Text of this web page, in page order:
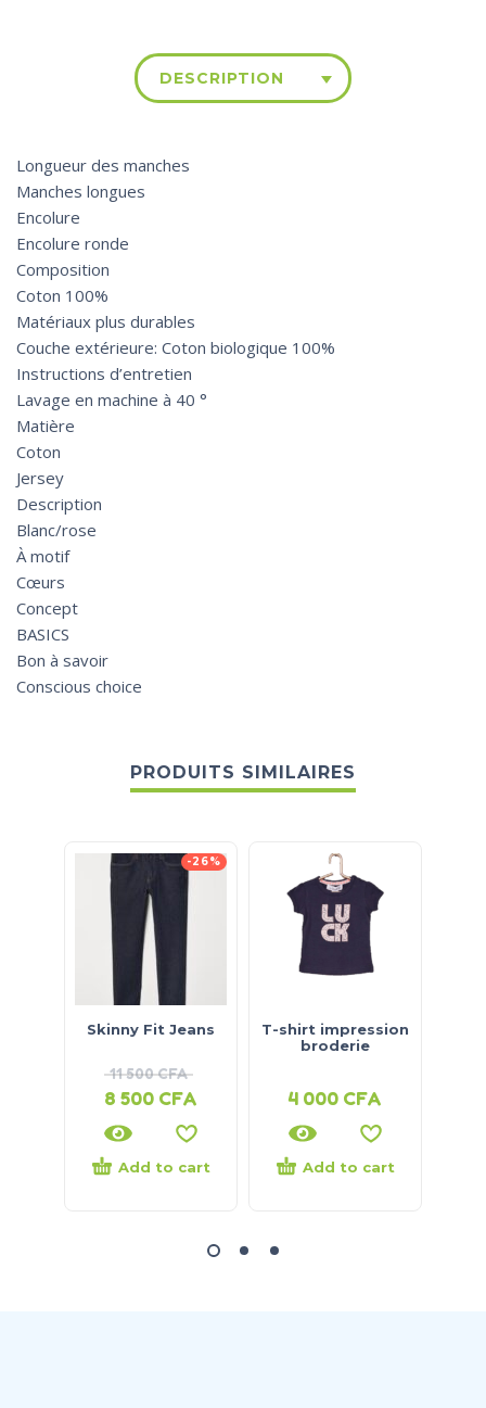
DESCRIPTION
Longueur des manches
Manches longues
Encolure
Encolure ronde
Composition
Coton 100%
Matériaux plus durables
Couche extérieure: Coton biologique 100%
Instructions d’entretien
Lavage en machine à 40 °
Matière
Coton
Jersey
Description
Blanc/rose
À motif
Cœurs
Concept
BASICS
Bon à savoir
Conscious choice
PRODUITS SIMILAIRES
-26%
Skinny Fit Jeans
11 500CFA
8 500 CFA
Add to cart
T-shirt impression
broderie
4 000 CFA
Add to cart